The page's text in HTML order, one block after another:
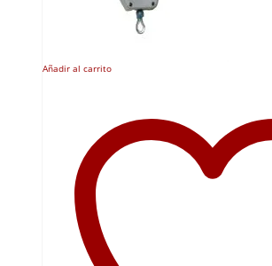
Añadir al carrito